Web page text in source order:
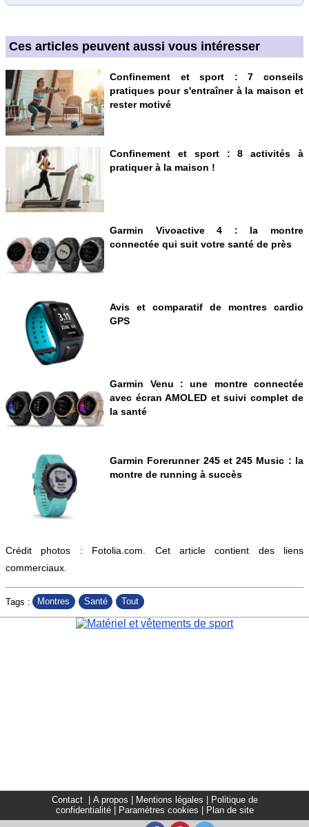
Ces articles peuvent aussi vous intéresser
Confinement et sport : 7 conseils
pratiques pour s'entraîner à la maison et
rester motivé
Confinement et sport : 8 activités à
pratiquer à la maison !
Garmin Vivoactive 4 : la montre
connectée qui suit votre santé de près
Avis et comparatif de montres cardio
GPS
Garmin Venu : une montre connectée
avec écran AMOLED et suivi complet de
la santé
Garmin Forerunner 245 et 245 Music : la
montre de running à succès
Crédit photos : Fotolia.com. Cet article contient des liens
commerciaux.
Tags : Montres Santé Tout
Contact| A propos Mentions légales
Politique de
confidentialité| Paramètres cookies Plan de site